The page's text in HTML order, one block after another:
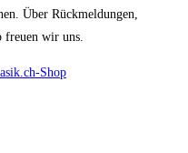
Über Rückmeldungen,
freuen wir uns.
Shop